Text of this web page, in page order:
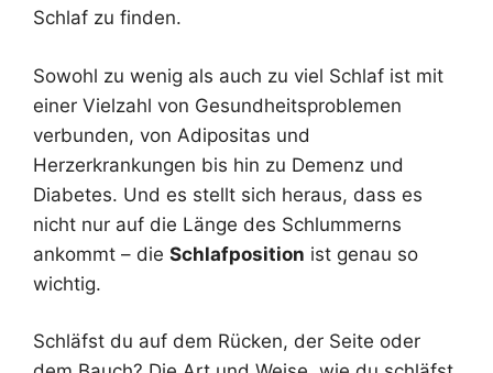
Schlaf zu finden.
Sowohl zu wenig als auch zu viel Schlaf ist mit
einer Vielzahl von Gesundheitsproblemen
verbunden, von Adipositas und
Herzerkrankungen bis hin zu Demenz und
Diabetes. Und es stellt sich heraus, dass es
nicht nur auf die Länge des Schlummerns
ankommt – die Schlafposition ist genau so
wichtig.
Schläfst du auf dem Rücken, der Seite oder